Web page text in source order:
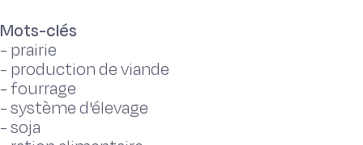
Mots-clés
- prairie
- production de viande
- fourrage
-système d'élevage
-soja